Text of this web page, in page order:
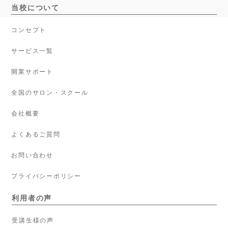
当校について
コンセプト
サービス一覧
開業サポート
全国のサロン・スクール
会社概要
よくあるご質問
お問い合わせ
プライバシーポリシー
利用者の声
受講生様の声